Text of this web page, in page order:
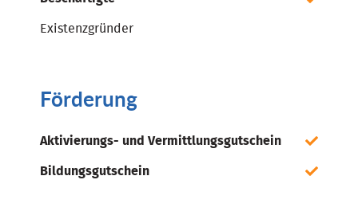
Existenzgründer
Förderung
Aktivierungs- und Vermittlungsgutschein
Bildungsgutschein